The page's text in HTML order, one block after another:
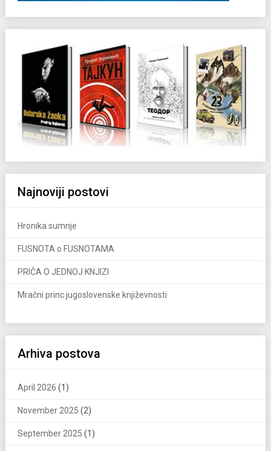
Najnoviji postovi
Hronika sumnje
FUSNOTA o FUSNOTAMA
PRIČA O JEDNOJ KNJIZI
Mračni princ jugoslovenske književnosti
Arhiva postova
April 2026 (1)
November 2025 (2)
September 2025 (1)